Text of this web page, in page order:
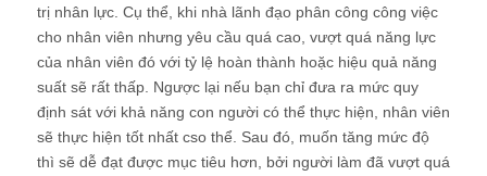
trị nhân lực. Cụ thể, khi nhà lãnh đạo phân công công việc
cho nhân viên nhưng yêu cầu quá cao, vượt quá năng lực
của nhân viên đó với tỷ lệ hoàn thành hoặc hiệu quả năng
suất sẽ rất thấp. Ngược lại nếu bạn chỉ đưa ra mức quy
định sát với khả năng con người có thể thực hiện, nhân viên
sẽ thực hiện tốt nhất cso thể. Sau đó, muốn tăng mức độ
thì sẽ dễ đạt được mục tiêu hơn, bởi người làm đã vượt quá